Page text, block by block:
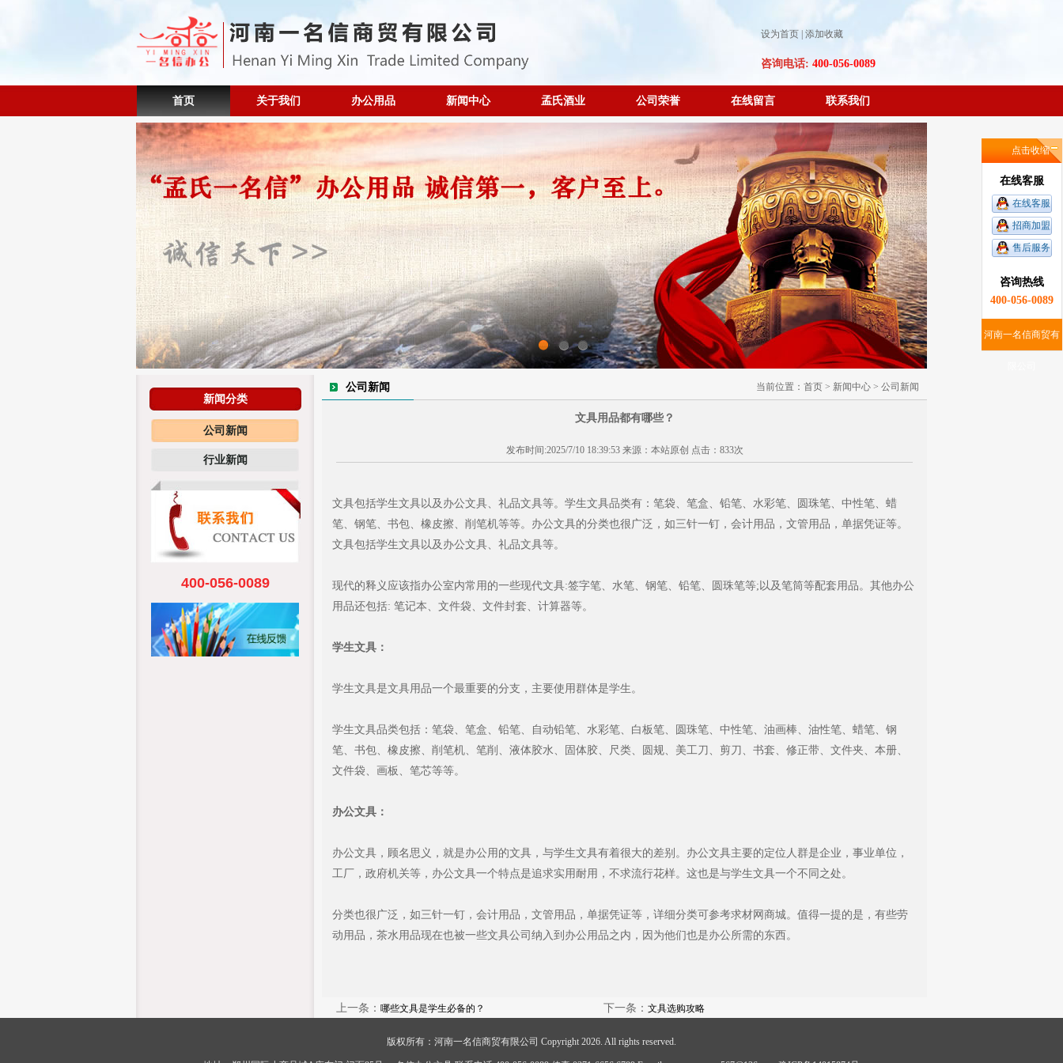
设为首页 添加收藏
咨询电话: 400-056-0089
首页 关于我们 办公用品 新闻中心 孟氏酒业 公司荣誉 在线留言 联系我们
2 3
新闻分类
公司新闻
行业新闻
400-056-0089
当前位置： 首页 > 新闻中心 > 公司新闻
公司新闻
文具用品都有哪些？
发布时间:2025/7/10 18:39:53 来源：本站原创 点击：833次
文具包括学生文具以及办公文具、礼品文具等。学生文具品类有：笔袋、笔盒、铅笔、水彩笔、圆珠笔、中性笔、蜡
笔、钢笔、书包、橡皮擦、削笔机等等。办公文具的分类也很广泛，如三针一钉，会计用品，文管用品，单据凭证等。
文具包括学生文具以及办公文具、礼品文具等。
现代的释义应该指办公室内常用的一些现代文具:签字笔、水笔、钢笔、铅笔、圆珠笔等;以及笔筒等配套用品。其他办公
用品还包括: 笔记本、文件袋、文件封套、计算器等。
学生文具：
学生文具是文具用品一个最重要的分支，主要使用群体是学生。
学生文具品类包括：笔袋、笔盒、铅笔、自动铅笔、水彩笔、白板笔、圆珠笔、中性笔、油画棒、油性笔、蜡笔、钢
笔、书包、橡皮擦、削笔机、笔削、液体胶水、固体胶、尺类、圆规、美工刀、剪刀、书套、修正带、文件夹、本册、
文件袋、画板、笔芯等等。
办公文具：
办公文具，顾名思义，就是办公用的文具，与学生文具有着很大的差别。办公文具主要的定位人群是企业，事业单位，
工厂，政府机关等，办公文具一个特点是追求实用耐用，不求流行花样。这也是与学生文具一个不同之处。
分类也很广泛，如三针一钉，会计用品，文管用品，单据凭证等，详细分类可参考求材网商城。值得一提的是，有些劳
动用品，茶水用品现在也被一些文具公司纳入到办公用品之内，因为他们也是办公所需的东西。
上一条： 哪些文具是学生必备的？ 下一条：文具选购攻略
版权所有：河南一名信商贸有限公司 Copyright 2026. All rights reserved.
点击收缩
在线客服
在线客服
招商加盟
售后服务
咨询热线
400-056-0089
河南一名信商贸有